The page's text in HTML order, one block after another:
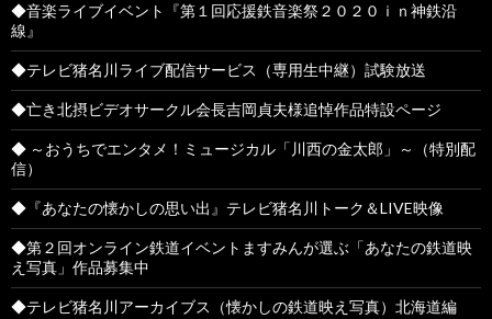
◆音楽ライブイベント『第１回応援鉄音楽祭２０２０ｉｎ神鉄沿
線』
◆テレビ猪名川ライブ配信サービス（専用生中継）試験放送
◆亡き北摂ビデオサークル会長吉岡貞夫様追悼作品特設ページ
◆ ～おうちでエンタメ！ミュージカル「川西の金太郎」～（特別配
信）
◆『あなたの懐かしの思い出』テレビ猪名川トーク＆LIVE映像
◆第２回オンライン鉄道イベントますみんが選ぶ「あなたの鉄道映
え写真」作品募集中
◆テレビ猪名川アーカイブス（懐かしの鉄道映え写真）北海道編